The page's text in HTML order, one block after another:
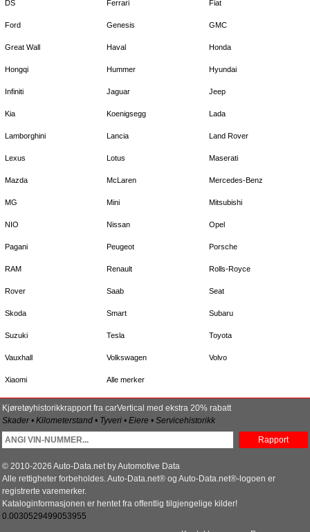
DS Ferrari Fiat
Ford Genesis GMC
Great Wall Haval Honda
Hongqi Hummer Hyundai
Infiniti Jaguar Jeep
Kia Koenigsegg Lada
Lamborghini Lancia Land Rover
Lexus Lotus Maserati
Mazda McLaren Mercedes-Benz
MG Mini Mitsubishi
NIO Nissan Opel
Pagani Peugeot Porsche
RAM Renault Rolls-Royce
Rover Saab Seat
Skoda Smart Subaru
Suzuki Tesla Toyota
Vauxhall Volkswagen Volvo
Xiaomi Alle merker
Kjøretøyhistorikkrapport fra carVertical med ekstra 20% rabatt
Skader • Kilometerstand • Tyveri • Eiere • Servicehistorikk
Rapport
© 2010-2026 Auto-Data.net by Automotive Data
Alle rettigheter forbeholdes. Auto-Data.net® og Auto-Data.net®-logoen er
registrerte varemerker.
Kataloginformasjonen er hentet fra offentlig tilgjengelige kilder!
0.0030529499053955